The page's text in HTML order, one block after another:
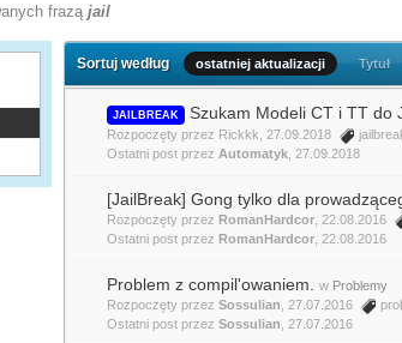
fraząjail
Sortuj według ostatniej aktualizacji Tytuł
JAILBREAK Szukam Modeli CT i TT do
Rozpoczęty przez Rickkk , 27.09.2018
Ostatni post przez Automatyk 27.09.2018
[JailBreak] Gong tylko dla
Rozpoczęty przez RomanHardcor , 22.08.2016
Ostatni post przez RomanHardcor 22.08.2016
Problem z compil'owaniem. w Problemy
Rozpoczęty przezSossulian , 27.07.2016
Ostatni post przezSossulian 27.07.2016